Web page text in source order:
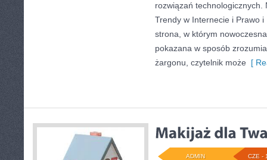
rozwiązań technologicznych.
Trendy w Internecie i Prawo
strona, w którym
pokazana w sposób
żargonu, czytelnik może [
CZE -
ADMIN